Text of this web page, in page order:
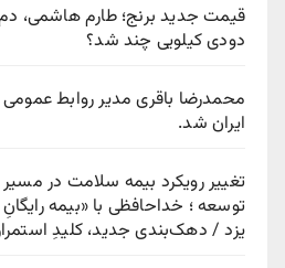
قیمت جدید برنج؛ طارم هاشمی،
دودی کیلویی چند شد؟
ایران شد.
تغییر رویکرد بیمه سلامت در
توسعه ؛ خداحافظی با «بیمه
یزد / دهک‌بندی جدید، کلیدِ